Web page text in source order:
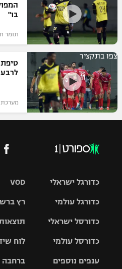
בו"
תומר
צפו בתקציר
לרבע
מערכת ספורט
VOD
רץ
לוח
ברחבה
כדורגל ישראלי
גביע הטוטו
כדורגל עולמי
האלופות
ליגה
כדורסל ישראלי
סל
כדורסל עולמי
ענפים נוספים